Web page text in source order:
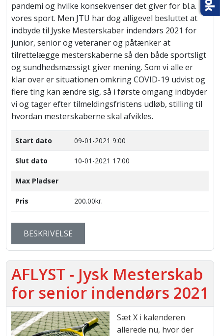
pandemi og hvilke konsekvenser det giver for bl.a.
vores sport. Men JTU har dog alligevel besluttet at
indbyde til Jyske Mesterskaber indendørs 2021 for
junior, senior og veteraner og påtænker at
tilrettelægge mesterskaberne så den både sportsligt
og sundhedsmæssigt giver mening. Som vi alle er
klar over er situationen omkring COVID-19 udvist og
flere ting kan ændre sig, så i første omgang indbyder
vi og tager efter tilmeldingsfristens udløb, stilling til
hvordan mesterskaberne skal afvikles.
Start dato 09-01-2021 9:00
Slut dato 10-01-2021 17:00
Max Pladser
Pris 200.00kr.
BESKRIVELSE
AFLYST - Jysk Mesterskab
for senior indendørs 2021
Sæt X i kalenderen
allerede nu, hvor der